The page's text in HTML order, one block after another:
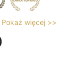
Pokaż więcej >>